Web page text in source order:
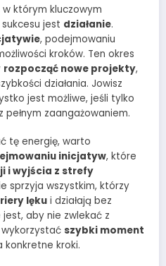
w którym kluczowym
jest działanie.
, podejmowaniu
kroków. Ten okres
rozpocząć nowe projekty,
działania. Jowisz
jest możliwe, jeśli tylko
pełnym zaangażowaniem.
tę energię, warto
inicjatyw, które
i wyjścia z strefy
sprzyja wszystkim, którzy
lęku i działają bez
aby nie zwlekać z
szybki moment
konkretne kroki.